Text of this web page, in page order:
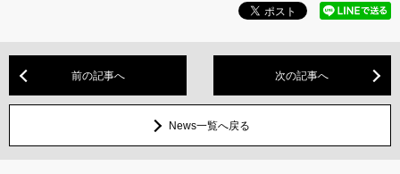
前の記事へ 次の記事へ
News一覧へ戻る